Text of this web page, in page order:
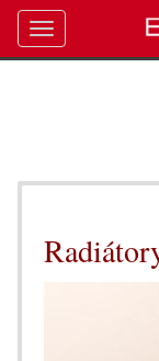
Toggle
navigation